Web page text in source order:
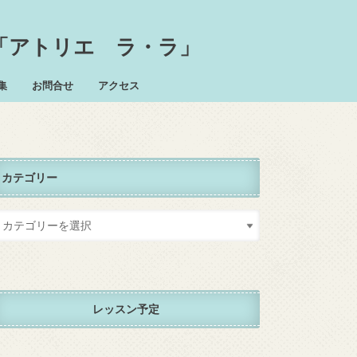
アトリエ ラ・ラ」
お問合せ アクセス
カテゴリー
レッスン予定